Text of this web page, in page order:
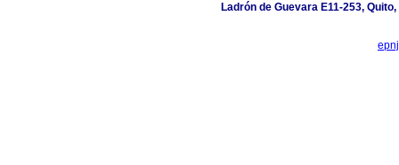
Ladrón de Guevara E11-253,